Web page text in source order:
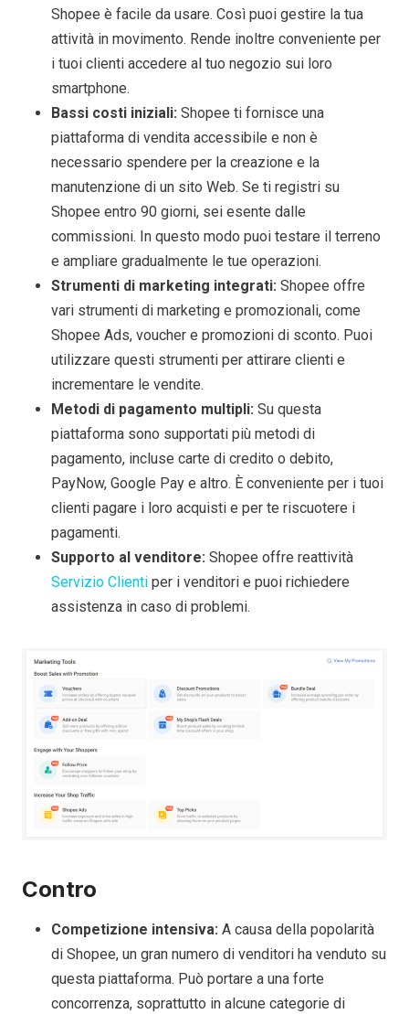
Shopee è facile da usare. Così puoi gestire la tua
attività in movimento. Rende inoltre conveniente per
i tuoi clienti accedere al tuo negozio sui loro
smartphone.
Bassi costi iniziali: Shopee ti fornisce una
piattaforma di vendita accessibile e non è
necessario spendere per la creazione e la
manutenzione di un sito Web. Se ti registri su
Shopee entro 90 giorni, sei esente dalle
commissioni. In questo modo puoi testare il terreno
e ampliare gradualmente le tue operazioni.
Strumenti di marketing integrati: Shopee offre
vari strumenti di marketing e promozionali, come
Shopee Ads, voucher e promozioni di sconto. Puoi
utilizzare questi strumenti per attirare clienti e
incrementare le vendite.
Metodi di pagamento multipli: Su questa
piattaforma sono supportati più metodi di
pagamento, incluse carte di credito o debito,
PayNow, Google Pay e altro. È conveniente per i tuoi
clienti pagare i loro acquisti e per te riscuotere i
pagamenti.
Supporto al venditore: Shopee offre reattività
Servizio Clienti per i venditori e puoi richiedere
assistenza in caso di problemi.
Contro
Competizione intensiva: A causa della popolarità
di Shopee, un gran numero di venditori ha venduto su
questa piattaforma. Può portare a una forte
concorrenza, soprattutto in alcune categorie di